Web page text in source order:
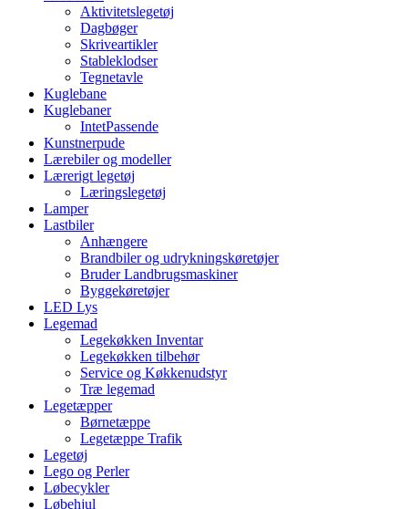
Aktivitetslegetøj
Dagbøger
Skriveartikler
Stableklodser
Tegnetavle
Kuglebane
Kuglebaner
IntetPassende
Kunstnerpude
Lærebiler og modeller
Lærerigt legetøj
Læringslegetøj
Lamper
Lastbiler
Anhængere
Brandbiler og udrykningskøretøjer
Bruder Landbrugsmaskiner
Byggekøretøjer
LED Lys
Legemad
Legekøkken Inventar
Legekøkken tilbehør
Service og Køkkenudstyr
Træ legemad
Legetæpper
Børnetæppe
Legetæppe Trafik
Legetøj
Lego og Perler
Løbecykler
Løbehjul